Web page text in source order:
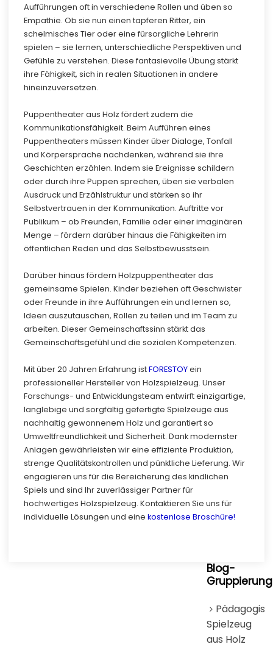
Aufführungen oft in verschiedene Rollen und üben so
Empathie. Ob sie nun einen tapferen Ritter, ein
schelmisches Tier oder eine fürsorgliche Lehrerin
spielen – sie lernen, unterschiedliche Perspektiven und
Gefühle zu verstehen. Diese fantasievolle Übung stärkt
ihre Fähigkeit, sich in realen Situationen in andere
hineinzuversetzen.
Puppentheater aus Holz fördert zudem die
Kommunikationsfähigkeit. Beim Aufführen eines
Puppentheaters müssen Kinder über Dialoge, Tonfall
und Körpersprache nachdenken, während sie ihre
Geschichten erzählen. Indem sie Ereignisse schildern
oder durch ihre Puppen sprechen, üben sie verbalen
Ausdruck und Erzählstruktur und stärken so ihr
Selbstvertrauen in der Kommunikation. Auftritte vor
Publikum – ob Freunden, Familie oder einer imaginären
Menge – fördern darüber hinaus die Fähigkeiten im
öffentlichen Reden und das Selbstbewusstsein.
Darüber hinaus fördern Holzpuppentheater das
gemeinsame Spielen. Kinder beziehen oft Geschwister
oder Freunde in ihre Aufführungen ein und lernen so,
Ideen auszutauschen, Rollen zu teilen und im Team zu
arbeiten. Dieser Gemeinschaftssinn stärkt das
Gemeinschaftsgefühl und die sozialen Kompetenzen.
Mit über 20 Jahren Erfahrung istFORESTOYein
professioneller Hersteller von Holzspielzeug. Unser
Forschungs- und Entwicklungsteam entwirft einzigartige,
langlebige und sorgfältig gefertigte Spielzeuge aus
nachhaltig gewonnenem Holz und garantiert so
Umweltfreundlichkeit und Sicherheit. Dank modernster
Anlagen gewährleisten wir eine effiziente Produktion,
strenge Qualitätskontrollen und pünktliche Lieferung. Wir
engagieren uns für die Bereicherung des kindlichen
Spiels und sind Ihr zuverlässiger Partner für
hochwertiges Holzspielzeug. Kontaktieren Sie uns für
individuelle Lösungen und eine kostenlose Broschüre!
Blog-
Gruppierung
Spielzeug
aus Holz